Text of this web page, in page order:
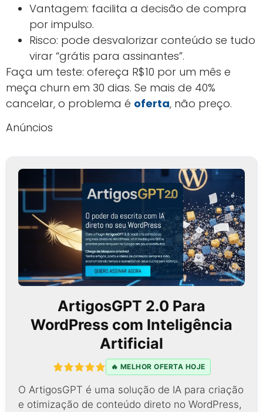
Vantagem: facilita a decisão de compra
por impulso.
Risco: pode desvalorizar conteúdo se tudo
virar “grátis para assinantes”.
Faça um teste: ofereça R$10 por um mês e
meça churn em 30 dias. Se mais de 40%
cancelar, o problema é oferta, não preço.
Anúncios
ArtigosGPT 2.0 Para
WordPress com Inteligência
Artificial
🔥 MELHOR OFERTA HOJE
O ArtigosGPT é uma solução de IA para criação
e otimização de conteúdo direto no WordPress,